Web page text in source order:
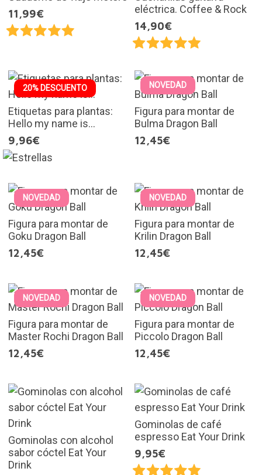
11,99€
eléctrica. Coffee & Rock
14,90€
20% DESCUENTO
Etiquetas para plantas:
Hello my name is...
9,96€
NOVEDAD
Figura para montar de
Bulma Dragon Ball
12,45€
NOVEDAD
Figura para montar de
Goku Dragon Ball
12,45€
NOVEDAD
Figura para montar de
Krilin Dragon Ball
12,45€
NOVEDAD
Figura para montar de
Master Rochi Dragon Ball
12,45€
NOVEDAD
Figura para montar de
Piccolo Dragon Ball
12,45€
Gominolas con alcohol
sabor cóctel Eat Your
Drink
Gominolas de café
espresso Eat Your Drink
9,95€